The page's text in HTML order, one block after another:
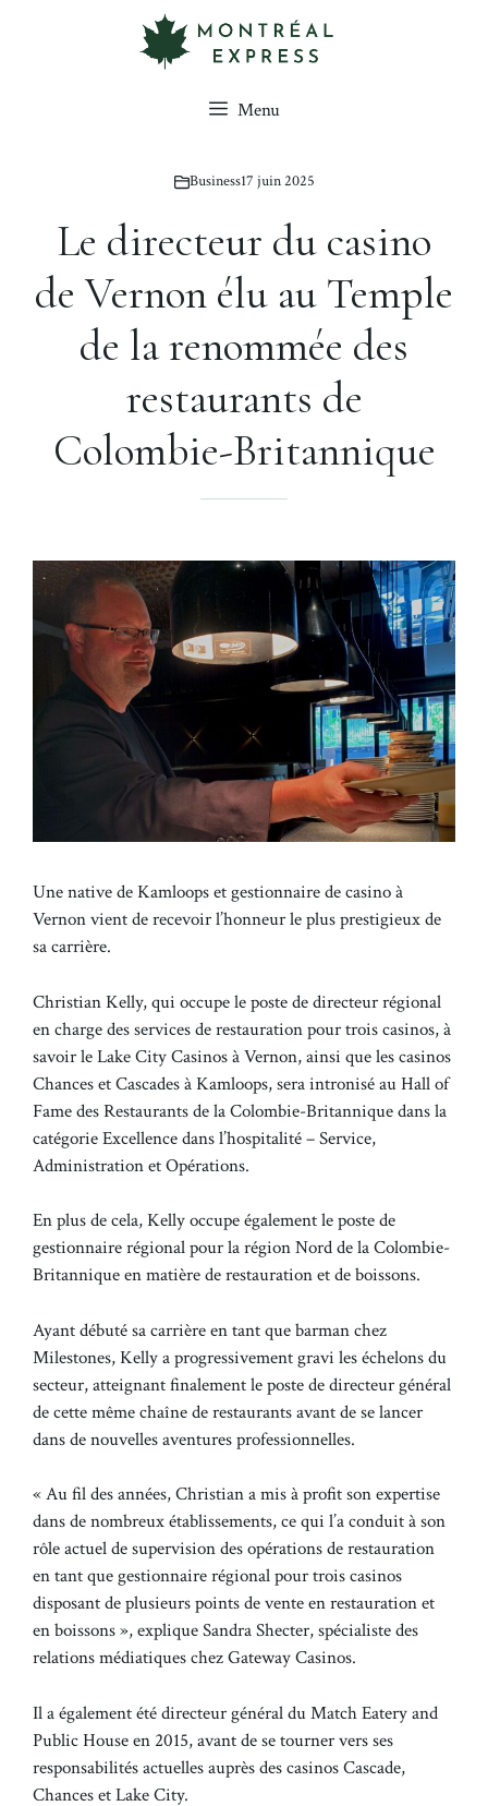
Menu
Business17 juin 2025
Le directeur du casino
de Vernon élu au Temple
de la renommée des
restaurants de
Colombie-Britannique
Une native de Kamloops et gestionnaire de casino à
Vernon vient de recevoir l’honneur le plus prestigieux de
sa carrière.
Christian Kelly, qui occupe le poste de directeur régional
en charge des services de restauration pour trois casinos, à
savoir le Lake City Casinos à Vernon, ainsi que les casinos
Chances et Cascades à Kamloops, sera intronisé au Hall of
Fame des Restaurants de la Colombie-Britannique dans la
catégorie Excellence dans l’hospitalité – Service,
Administration et Opérations.
En plus de cela, Kelly occupe également le poste de
gestionnaire régional pour la région Nord de la Colombie-
Britannique en matière de restauration et de boissons.
Ayant débuté sa carrière en tant que barman chez
Milestones, Kelly a progressivement gravi les échelons du
secteur, atteignant finalement le poste de directeur général
de cette même chaîne de restaurants avant de se lancer
dans de nouvelles aventures professionnelles.
« Au fil des années, Christian a mis à profit son expertise
dans de nombreux établissements, ce qui l’a conduit à son
rôle actuel de supervision des opérations de restauration
en tant que gestionnaire régional pour trois casinos
disposant de plusieurs points de vente en restauration et
en boissons », explique Sandra Shecter, spécialiste des
relations médiatiques chez Gateway Casinos.
Il a également été directeur général du Match Eatery and
Public House en 2015, avant de se tourner vers ses
responsabilités actuelles auprès des casinos Cascade,
Chances et Lake City.